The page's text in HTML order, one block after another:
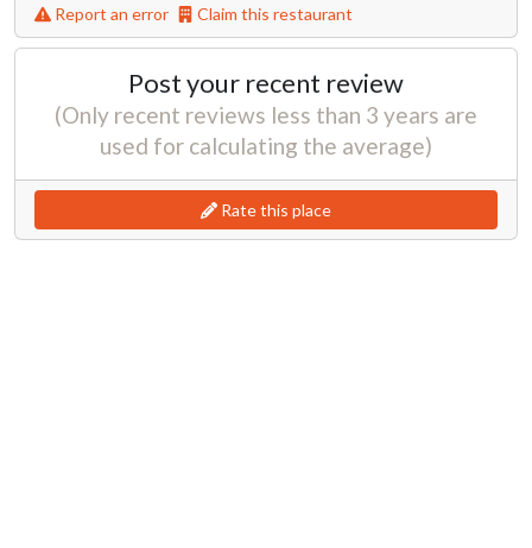
Report an error Claim this restaurant
Post your recent review
(Only recent reviews less than 3 years are
used for calculating the average)
Rate this place